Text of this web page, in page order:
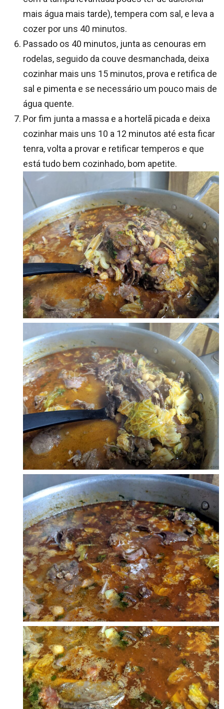
mais água mais tarde), tempera com sal, e leva a
cozer por uns 40 minutos.
Passado os 40 minutos, junta as cenouras em
rodelas, seguido da couve desmanchada, deixa
cozinhar mais uns 15 minutos, prova e retifica de
sal e pimenta e se necessário um pouco mais de
água quente.
Por fim junta a massa e a hortelã picada e deixa
cozinhar mais uns 10 a 12 minutos até esta ficar
tenra, volta a provar e retificar temperos e que
está tudo bem cozinhado, bom apetite.